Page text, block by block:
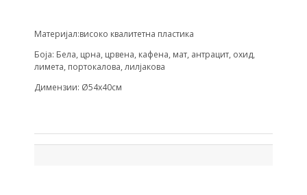
Материјал:високо квалитетна пластика
Боја: Бела, црна, црвена, кафена, мат, антрацит, охид,
лимета, портокалова, лилјакова
Димензии: Ø54х40см